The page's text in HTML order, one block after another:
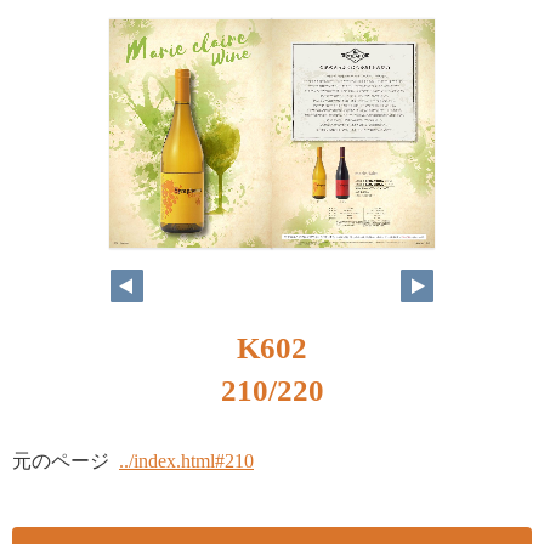
K602
210/220
元のページ ../index.html#210